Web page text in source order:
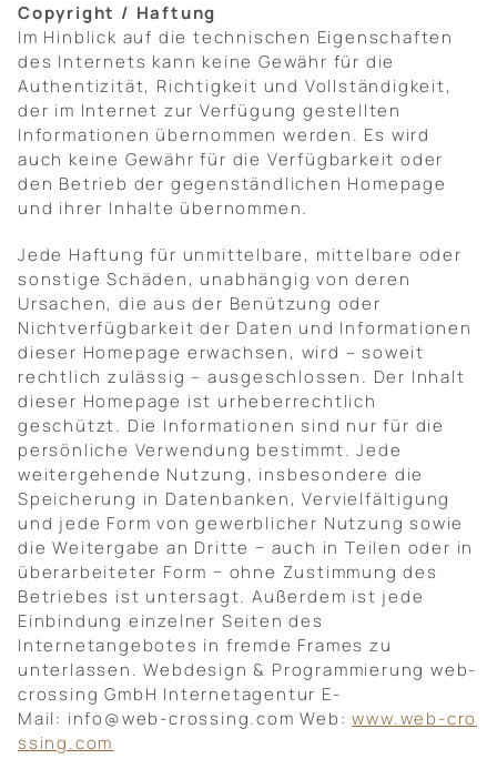
Copyright / Haftung
Im Hinblick auf die technischen Eigenschaften
des Internets kann keine Gewähr für die
Authentizität, Richtigkeit und Vollständigkeit,
der im Internet zur Verfügung gestellten
Informationen übernommen werden. Es wird
auch keine Gewähr für die Verfügbarkeit oder
den Betrieb der gegenständlichen Homepage
und ihrer Inhalte übernommen.
Jede Haftung für unmittelbare, mittelbare oder
sonstige Schäden, unabhängig von deren
Ursachen, die aus der Benützung oder
Nichtverfügbarkeit der Daten und Informationen
dieser Homepage erwachsen, wird – soweit
rechtlich zulässig – ausgeschlossen. Der Inhalt
dieser Homepage ist urheberrechtlich
geschützt. Die Informationen sind nur für die
persönliche Verwendung bestimmt. Jede
weitergehende Nutzung, insbesondere die
Speicherung in Datenbanken, Vervielfältigung
und jede Form von gewerblicher Nutzung sowie
die Weitergabe an Dritte − auch in Teilen oder in
überarbeiteter Form − ohne Zustimmung des
Betriebes ist untersagt. Außerdem ist jede
Einbindung einzelner Seiten des
Internetangebotes in fremde Frames zu
unterlassen. Webdesign & Programmierung web-
crossing GmbH Internetagentur E-
Mail: info@web-crossing.com Web:www.web-cro
ssing.com